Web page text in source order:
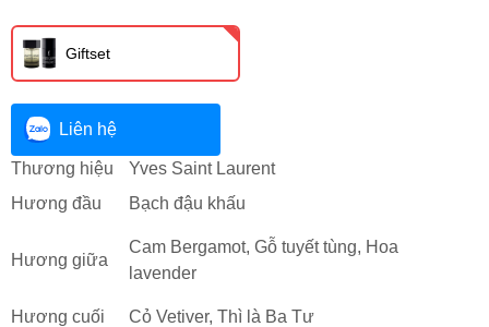
Giftset
Liên hệ
Thương hiệu
Yves Saint Laurent
Hương đầu
Bạch đậu khấu
Hương giữa
Cam Bergamot, Gỗ tuyết tùng, Hoa
lavender
Hương cuối Cỏ Vetiver, Thì là Ba Tư